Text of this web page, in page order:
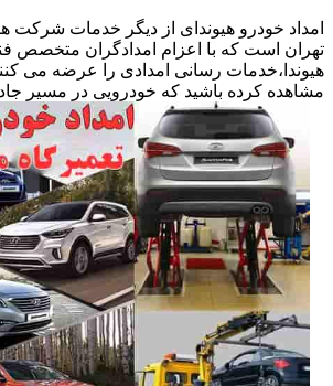
امداد خودرو هیوندای از دیگر خدمات شرکت
تهران است که با اعزام امدادگران متخصص
هیوندا،خدمات رسانی امدادی را عرضه می
مشاهده کرده باشید که خودرویی در مسیر